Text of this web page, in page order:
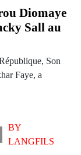
Diomaye
Sall au
Son
Faye, a
BY
LANGFILS